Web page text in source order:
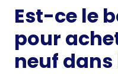
Est-ce le
pour
neuf dans